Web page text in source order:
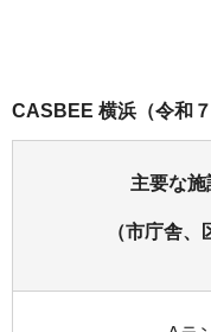
CASBEE 横浜（令和
主要な
（市庁舎、